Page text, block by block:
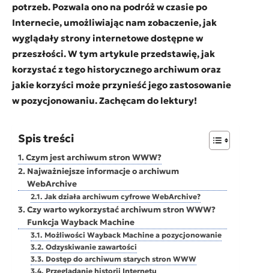
potrzeb. Pozwala ono na podróż w czasie po
Internecie, umożliwiając nam zobaczenie, jak
wyglądały strony internetowe dostępne w
przeszłości. W tym artykule przedstawię, jak
korzystać z tego historycznego archiwum oraz
jakie korzyści może przynieść jego zastosowanie
w pozycjonowaniu. Zachęcam do lektury!
Spis treści
Czym jest archiwum stron WWW?
Najważniejsze informacje o archiwum
WebArchive
Jak działa archiwum cyfrowe WebArchive?
Czy warto wykorzystać archiwum stron WWW?
Funkcja Wayback Machine
Możliwości Wayback Machine a pozycjonowanie
Odzyskiwanie zawartości
Dostęp do archiwum starych stron WWW
Przeglądanie historii Internetu